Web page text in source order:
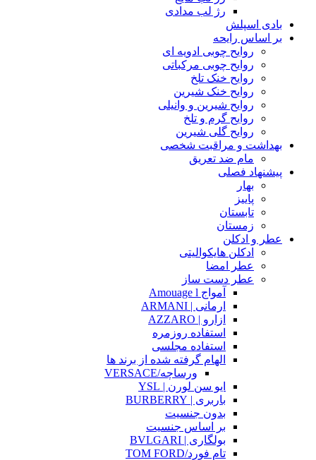
رژ لب مدادی
بادی اسپلش
بر اساس رایحه
روایح چوبی ادویه ای
روایح چوبی مرکباتی
روایح خنک تلخ
روایح خنک شیرین
روایح شیرین و وانیلی
روایح گرم و تلخ
روایح گلی شیرین
بهداشت و مراقبت شخصی
مام ضد تعریق
پیشنهاد فصلی
بهار
پاییز
تابستان
زمستان
عطر و ادکلن
ادکلن هایکوالیتی
عطر امضا
عطر دست ساز
آمواج Amouage l
ارمانی | ARMANI
ازارو | AZZARO
استفاده روزمره
استفاده مجلسی
الهام گرفته شده از برند ها
ورساچه/VERSACE
ایو سن لورن | YSL
باربری | BURBERRY
بدون جنسیت
بر اساس جنسیت
بولگاری | BVLGARI
تام فورد/TOM FORD